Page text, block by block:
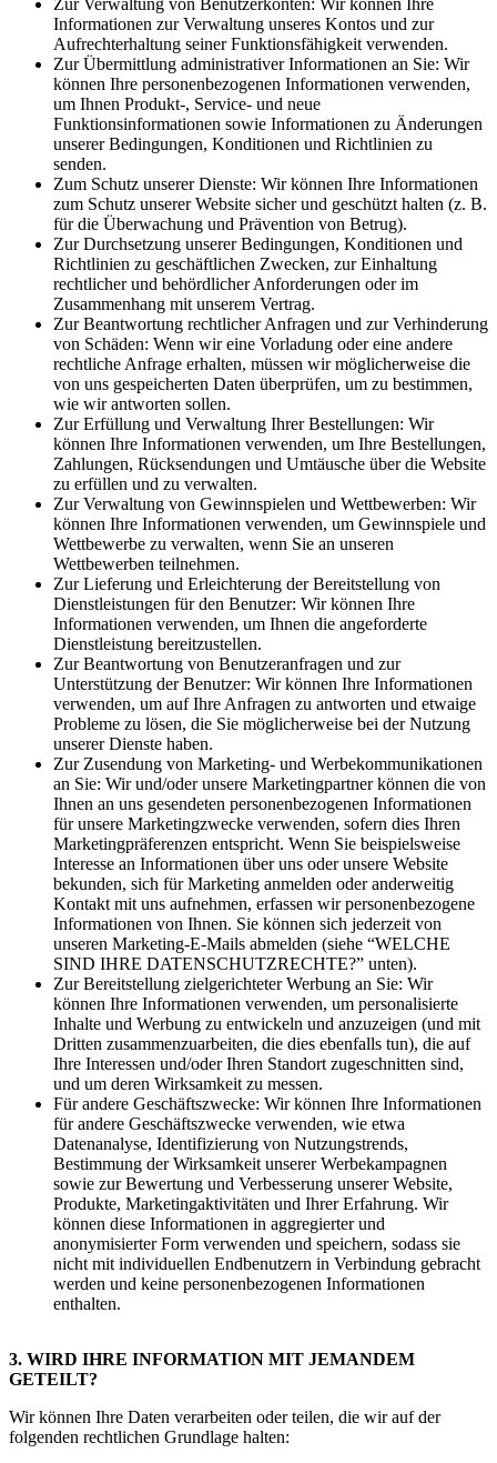
Informationen zur Verwaltung unseres Kontos und zur
Aufrechterhaltung seiner Funktionsfähigkeit verwenden.
Zur Übermittlung administrativer Informationen an Sie: Wir
können Ihre personenbezogenen Informationen verwenden,
um Ihnen Produkt-, Service- und neue
Funktionsinformationen sowie Informationen zu Änderungen
unserer Bedingungen, Konditionen und Richtlinien zu
senden.
Zum Schutz unserer Dienste: Wir können Ihre Informationen
zum Schutz unserer Website sicher und geschützt halten (z. B.
für die Überwachung und Prävention von Betrug).
Zur Durchsetzung unserer Bedingungen, Konditionen und
Richtlinien zu geschäftlichen Zwecken, zur Einhaltung
rechtlicher und behördlicher Anforderungen oder im
Zusammenhang mit unserem Vertrag.
Zur Beantwortung rechtlicher Anfragen und zur Verhinderung
von Schäden: Wenn wir eine Vorladung oder eine andere
rechtliche Anfrage erhalten, müssen wir möglicherweise die
von uns gespeicherten Daten überprüfen, um zu bestimmen,
wie wir antworten sollen.
Zur Erfüllung und Verwaltung Ihrer Bestellungen: Wir
können Ihre Informationen verwenden, um Ihre Bestellungen,
Zahlungen, Rücksendungen und Umtäusche über die Website
zu erfüllen und zu verwalten.
Zur Verwaltung von Gewinnspielen und Wettbewerben: Wir
können Ihre Informationen verwenden, um Gewinnspiele und
Wettbewerbe zu verwalten, wenn Sie an unseren
Wettbewerben teilnehmen.
Zur Lieferung und Erleichterung der Bereitstellung von
Dienstleistungen für den Benutzer: Wir können Ihre
Informationen verwenden, um Ihnen die angeforderte
Dienstleistung bereitzustellen.
Zur Beantwortung von Benutzeranfragen und zur
Unterstützung der Benutzer: Wir können Ihre Informationen
verwenden, um auf Ihre Anfragen zu antworten und etwaige
Probleme zu lösen, die Sie möglicherweise bei der Nutzung
unserer Dienste haben.
Zur Zusendung von Marketing- und Werbekommunikationen
an Sie: Wir und/oder unsere Marketingpartner können die von
Ihnen an uns gesendeten personenbezogenen Informationen
für unsere Marketingzwecke verwenden, sofern dies Ihren
Marketingpräferenzen entspricht. Wenn Sie beispielsweise
Interesse an Informationen über uns oder unsere Website
bekunden, sich für Marketing anmelden oder anderweitig
Kontakt mit uns aufnehmen, erfassen wir personenbezogene
Informationen von Ihnen. Sie können sich jederzeit von
unseren Marketing-E-Mails abmelden (siehe “WELCHE
SIND IHRE DATENSCHUTZRECHTE?” unten).
Zur Bereitstellung zielgerichteter Werbung an Sie: Wir
können Ihre Informationen verwenden, um personalisierte
Inhalte und Werbung zu entwickeln und anzuzeigen (und mit
Dritten zusammenzuarbeiten, die dies ebenfalls tun), die auf
Ihre Interessen und/oder Ihren Standort zugeschnitten sind,
und um deren Wirksamkeit zu messen.
Für andere Geschäftszwecke: Wir können Ihre Informationen
für andere Geschäftszwecke verwenden, wie etwa
Datenanalyse, Identifizierung von Nutzungstrends,
Bestimmung der Wirksamkeit unserer Werbekampagnen
sowie zur Bewertung und Verbesserung unserer Website,
Produkte, Marketingaktivitäten und Ihrer Erfahrung. Wir
können diese Informationen in aggregierter und
anonymisierter Form verwenden und speichern, sodass sie
nicht mit individuellen Endbenutzern in Verbindung gebracht
werden und keine personenbezogenen Informationen
enthalten.
3. WIRD IHRE INFORMATION MIT JEMANDEM
GETEILT?
Wir können Ihre Daten verarbeiten oder teilen, die wir auf der
folgenden rechtlichen Grundlage halten: